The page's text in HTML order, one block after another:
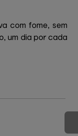
com fome, sem
um dia por cada